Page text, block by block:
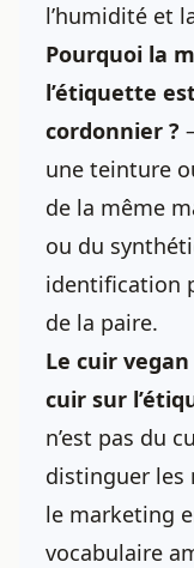
l’humidité et
Pourquoi la
l’étiquette
cordonnier ?
une teinture
de la même
ou du
identification
de la paire.
Le cuir
cuir sur
n’est pas du
distinguer les
le marketing
vocabulaire